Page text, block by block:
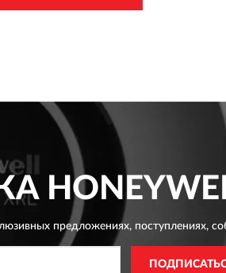
предложениях,поступлениях,